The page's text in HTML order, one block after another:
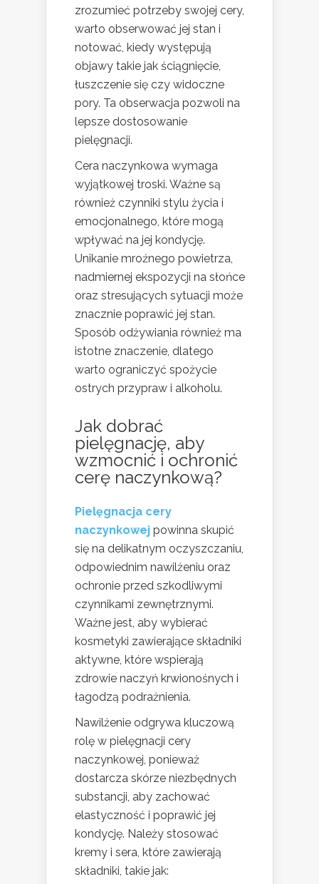
zrozumieć potrzeby swojej cery,
warto obserwować jej stan i
notować, kiedy występują
objawy takie jak ściągnięcie,
łuszczenie się czy widoczne
pory. Ta obserwacja pozwoli na
lepsze dostosowanie
pielęgnacji.
Cera naczynkowa wymaga
wyjątkowej troski. Ważne są
również czynniki stylu życia i
emocjonalnego, które mogą
wpływać na jej kondycję.
Unikanie mroźnego powietrza,
nadmiernej ekspozycji na słońce
oraz stresujących sytuacji może
znacznie poprawić jej stan.
Sposób odżywiania również ma
istotne znaczenie, dlatego
warto ograniczyć spożycie
ostrych przypraw i alkoholu.
Jak dobrać
pielęgnację, aby
wzmocnić i ochronić
cerę naczynkową?
Pielęgnacja cery
naczynkowej powinna skupić
się na delikatnym oczyszczaniu,
odpowiednim nawilżeniu oraz
ochronie przed szkodliwymi
czynnikami zewnętrznymi.
Ważne jest, aby wybierać
kosmetyki zawierające składniki
aktywne, które wspierają
zdrowie naczyń krwionośnych i
łagodzą podrażnienia.
Nawilżenie odgrywa kluczową
rolę w pielęgnacji cery
naczynkowej, ponieważ
dostarcza skórze niezbędnych
substancji, aby zachować
elastyczność i poprawić jej
kondycję. Należy stosować
kremy i sera, które zawierają
składniki, takie jak: